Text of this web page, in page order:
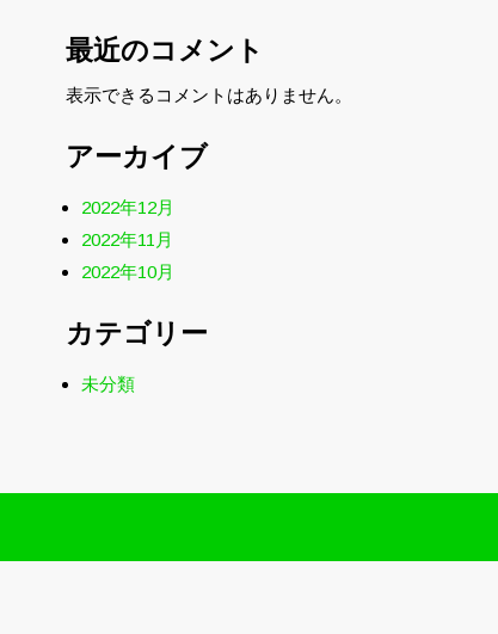
最近のコメント
表示できるコメントはありません。
アーカイブ
2022年12月
2022年11月
2022年10月
カテゴリー
未分類